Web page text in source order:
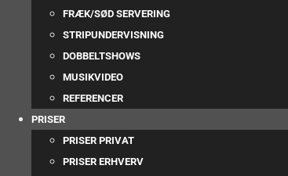
FRÆK/SØD SERVERING
STRIPUNDERVISNING
DOBBELTSHOWS
MUSIKVIDEO
REFERENCER
PRISER
PRISER PRIVAT
PRISER ERHVERV